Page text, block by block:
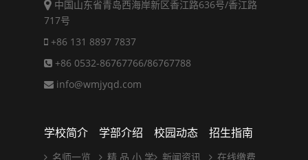
中国山东省青岛西海岸新区香江路636号/香江路
717号
+86 131 8897 7837
+86 0532-86767766/86767788
info@wmjyqd.com
学校简介
名师一览
学部介绍
精 品 小 学
校园动态
新闻资讯
招生指南
在线缴费